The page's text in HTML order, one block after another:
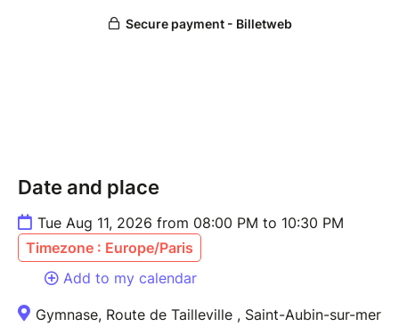
Date and place
Tue Aug 11, 2026 from 08:00 PM to 10:30 PM
Timezone : Europe/Paris
Add to my calendar
Gymnase, Route de Tailleville , Saint-Aubin-sur-mer